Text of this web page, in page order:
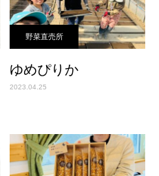
野菜直売所
ゆめぴりか
2023.04.25